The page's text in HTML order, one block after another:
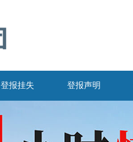
登报挂失 登报声明